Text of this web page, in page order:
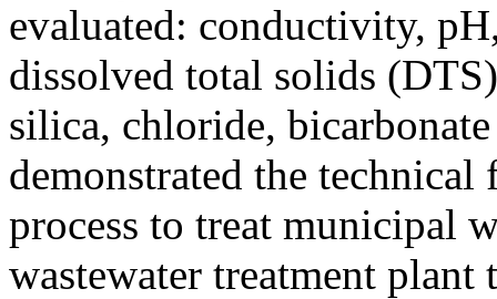
evaluated: conductivity,
dissolved total solids
silica, chloride,
demonstrated the
process to treat municipal
wastewater treatment plant